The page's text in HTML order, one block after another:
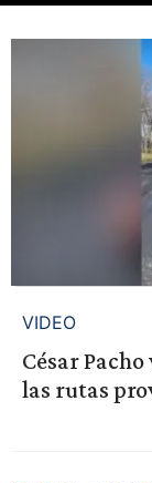
VIDEO
César
las rutas